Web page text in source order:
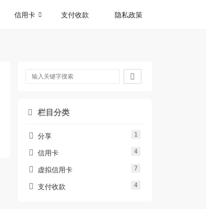
信用卡 支付收款 隐私政策

 栏目分类
 分享 1
 信用卡 4
 虚拟信用卡 7
 支付收款 4